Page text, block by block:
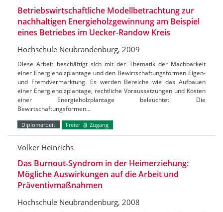
Betriebswirtschaftliche Modellbetrachtung zur
nachhaltigen Energieholzgewinnung am Beispiel
eines Betriebes im Uecker-Randow Kreis
Hochschule Neubrandenburg, 2009
Diese Arbeit beschäftigt sich mit der Thematik der Machbarkeit
einer Energieholzplantage und den Bewirtschaftungsformen Eigen-
und Fremdvermarktung. Es werden Bereiche wie das Aufbauen
einer Energieholzplantage, rechtliche Voraussetzungen und Kosten
einer Energieholzplantage beleuchtet. Die
Bewirtschaftungsformen…
Diplomarbeit Freier Zugang
Volker Heinrichs
Das Burnout-Syndrom in der Heimerziehung:
Mögliche Auswirkungen auf die Arbeit und
Präventivmaßnahmen
Hochschule Neubrandenburg, 2008